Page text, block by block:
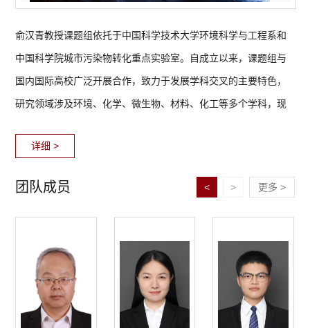
俞汉青教授课题组依托于中国科学技术大学环境科学与工程系和
中国科学院城市污染物转化重点实验室。自成立以来，课题组与
国内国际高校广泛开展合作，致力于发展学科交叉的主要特色，
研究领域涉及环境、化学、微生物、材料、化工等多个学科，现
Nature Reviews Materials、Nature Protocols (2篇)、Science
Chemical Reviews (2篇)、Chemical Society Reviews (2篇)、
JACS、Angew. Chem. Int. Ed.，Environmental Science &
Technology (>70篇)、Water Research (>80篇)等顶级期刊上发
表论文600余篇。
详细 >
团队成员 < > 更多 >